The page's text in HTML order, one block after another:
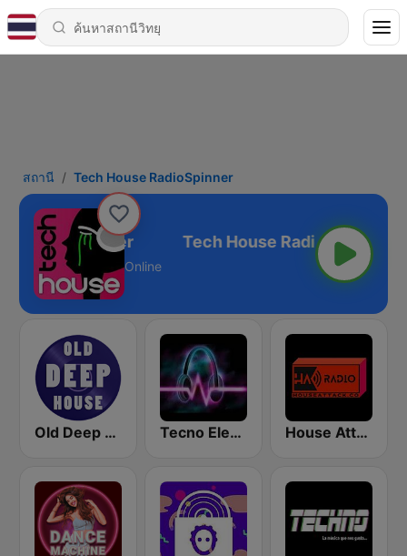
สถานี Tech House RadioSpinner
RadioSpinner
Online
Old Deep House Music Tecno Electro House Attack Radio